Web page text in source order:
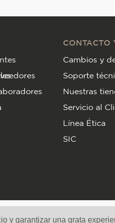
y garantizar una grata
CONTACTO
Cambios y
Soporte
Nuestras
Servicio al
Línea Ética
SIC